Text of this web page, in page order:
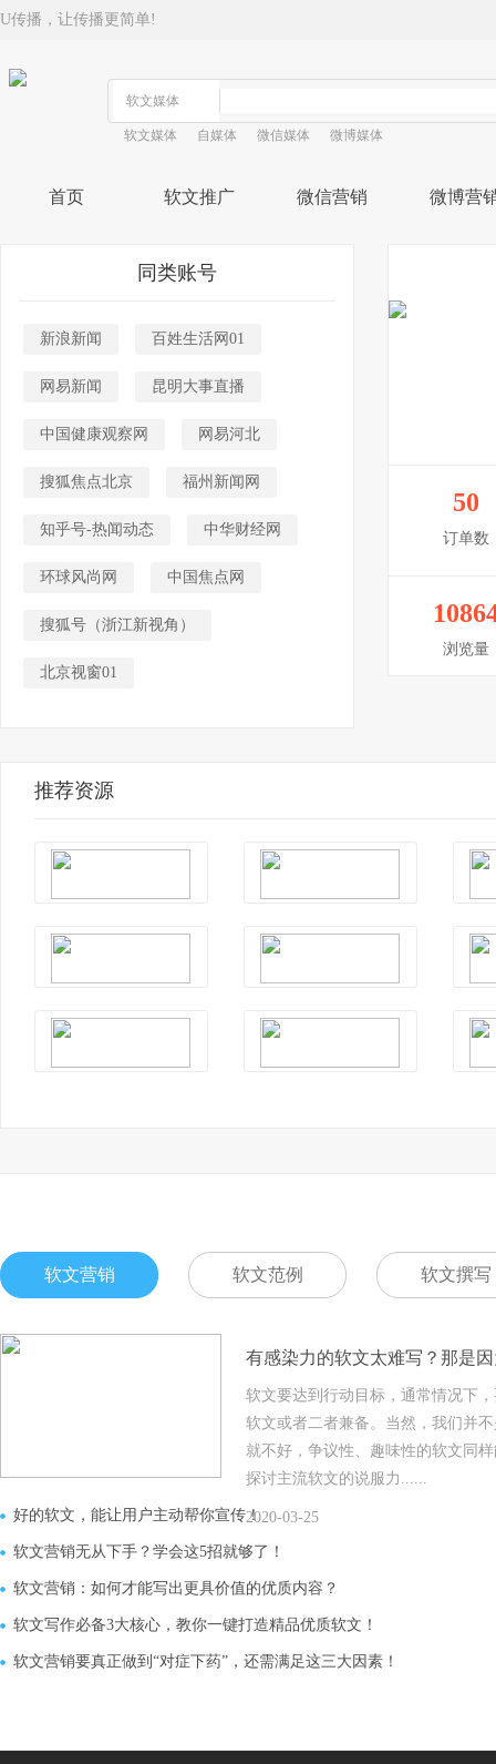
U传播，让传播更简单!
软文媒体 自媒体 微信媒体 微博媒体
首页 软文推广 微信营销 微博营
同类账号
新浪新闻 百姓生活网01
网易新闻 昆明大事直播
中国健康观察网 网易河北
搜狐焦点北京 福州新闻网
知乎号-热闻动态 中华财经网
环球风尚网 中国焦点网
搜狐号（浙江新视角）
北京视窗01
50
订单数
浏览量
推荐资源
软文营销 软文范例 软文撰写
有感染力的软文太难写？那是
软文要达到行动目标，通常情况下
软文或者二者兼备。当然，我们并
就不好，争议性、趣味性的软文同
探讨主流软文的说服力......
2020-03-25
好的软文，能让用户主动帮你宣传！
软文营销无从下手？学会这5招就够了！
软文营销：如何才能写出更具价值的优质内容？
软文写作必备3大核心，教你一键打造精品优质软文！
软文营销要真正做到“对症下药”，还需满足这三大因素！